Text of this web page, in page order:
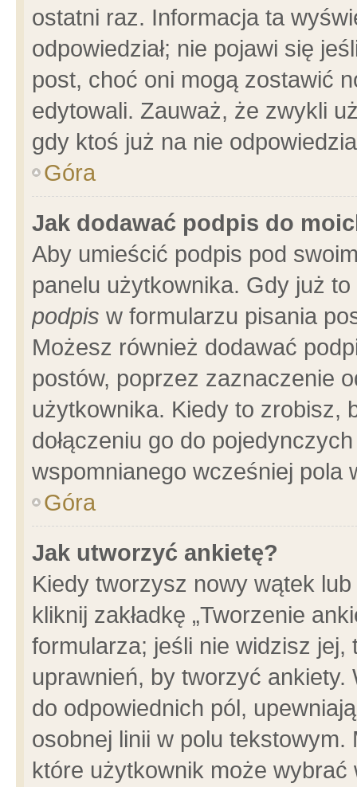
ostatni raz. Informacja ta
odpowiedział; nie pojawi się
post, choć oni mogą zostawić
edytowali. Zauważ, że zwykli
gdy ktoś już na nie
Góra
Jak dodawać podpis do
Aby umieścić podpis pod
panelu użytkownika. Gdy już
podpis w formularzu pisania
Możesz również dodawać
postów, poprzez zaznaczenie
użytkownika. Kiedy to zrobisz,
dołączeniu go do
wspomnianego wcześniej pola
Góra
Jak utworzyć ankietę?
Kiedy tworzysz nowy wątek
kliknij zakładkę „Tworzenie
formularza; jeśli nie widzisz
uprawnień, by tworzyć ankiety.
do odpowiednich pól,
osobnej linii w polu
które użytkownik może